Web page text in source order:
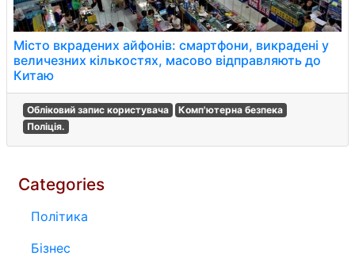
Місто вкрадених айфонів: смартфони, викрадені у
величезних кількостях, масово відправляють до
Китаю
Обліковий запис користувача
Комп'ютерна безпека
Поліція.
Categories
Політика
Бізнес